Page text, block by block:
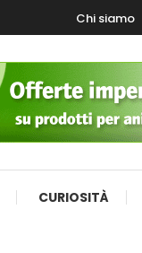
Chi siamo
CURIOSITÀ